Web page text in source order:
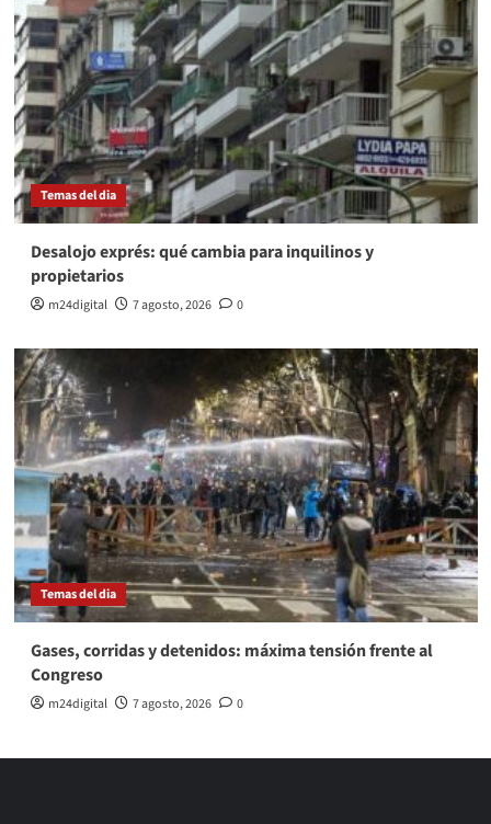
Temas del dia
Desalojo exprés: qué cambia para inquilinos y
propietarios
m24digital 7 agosto, 2026 0
Temas del dia
Gases, corridas y detenidos: máxima tensión frente al
Congreso
m24digital 7 agosto, 2026 0